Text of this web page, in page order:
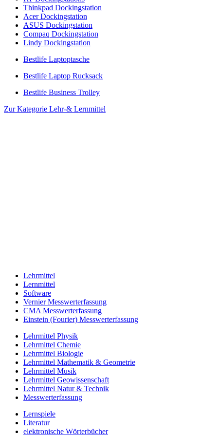
Thinkpad Dockingstation
Acer Dockingstation
ASUS Dockingstation
Compaq Dockingstation
Lindy Dockingstation
Bestlife Laptoptasche
Bestlife Laptop Rucksack
Bestlife Business Trolley
Zur Kategorie Lehr-& Lernmittel
Lehrmittel
Lernmittel
Software
Vernier Messwerterfassung
CMA Messwerterfassung
Einstein (Fourier) Messwerterfassung
Lehrmittel Physik
Lehrmittel Chemie
Lehrmittel Biologie
Lehrmittel Mathematik & Geometrie
Lehrmittel Musik
Lehrmittel Geowissenschaft
Lehrmittel Natur & Technik
Messwerterfassung
Lernspiele
Literatur
elektronische Wörterbücher